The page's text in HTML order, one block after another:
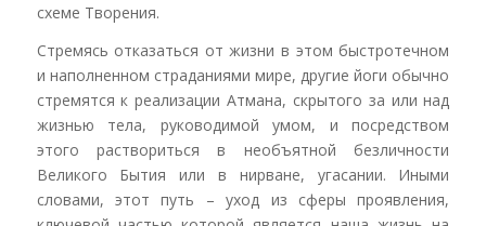
схеме Творения.
Стремясь отказаться от жизни в этом быстротечном
и наполненном страданиями мире, другие йоги обычно
стремятся к реализации Атмана, скрытого за или над
жизнью тела, руководимой умом, и посредством
этого раствориться в необъятной безличности
Великого Бытия или в нирване, угасании. Иными
словами, этот путь – уход из сферы проявления,